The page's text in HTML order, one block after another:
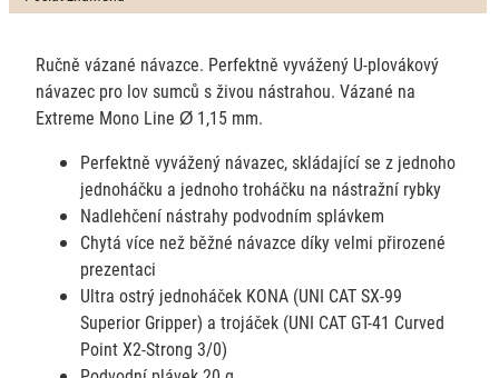
Ručně vázané návazce. Perfektně vyvážený U-plovákový
návazec pro lov sumců s živou nástrahou. Vázané na
Extreme Mono Line Ø 1,15 mm.
Perfektně vyvážený návazec, skládající se z jednoho
jednoháčku a jednoho troháčku na nástražní rybky
Nadlehčení nástrahy podvodním splávkem
Chytá více než běžné návazce díky velmi přirozené
prezentaci
Ultra ostrý jednoháček KONA (UNI CAT SX-99
Superior Gripper) a trojáček (UNI CAT GT-41 Curved
Point X2-Strong 3/0)